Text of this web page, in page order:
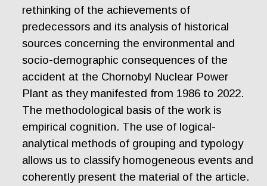
rethinking of the achievements of
predecessors and its analysis of historical
sources concerning the environmental and
socio-demographic consequences of the
accident at the Chornobyl Nuclear Power
Plant as they manifested from 1986 to 2022.
The methodological basis of the work is
empirical cognition. The use of logical-
analytical methods of grouping and typology
allows us to classify homogeneous events and
coherently present the material of the article.